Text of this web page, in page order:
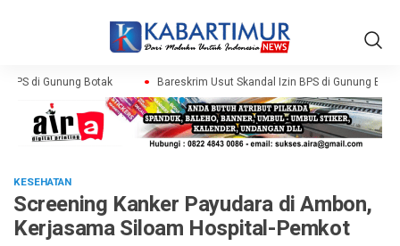
di Gunung Botak Bareskrim Usut Skandal Izin BPS di Gunung Botak
KESEHATAN
Screening Kanker Payudara di Ambon,
Kerjasama Siloam Hospital-Pemkot